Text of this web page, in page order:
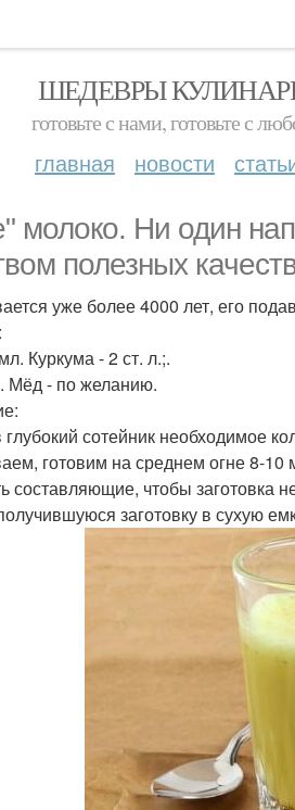
ШЕДЕВРЫ
готовьте с нами, готовьте с
главная новости
молоко. Ни один
полезных
уже более 4000 лет, его
Куркума - 2 ст. л.;.
Мёд - по желанию.
сотейник необходимое
готовим на среднем огне 8-10
составляющие, чтобы заготовка
заготовку в сухую